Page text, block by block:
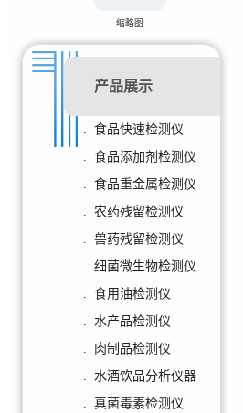
缩略图
产品展示
. 食品快速检测仪
. 食品添加剂检测仪
. 食品重金属检测仪
. 农药残留检测仪
. 兽药残留检测仪
. 细菌微生物检测仪
. 食用油检测仪
. 水产品检测仪
. 肉制品检测仪
. 水酒饮品分析仪器
. 真菌毒素检测仪